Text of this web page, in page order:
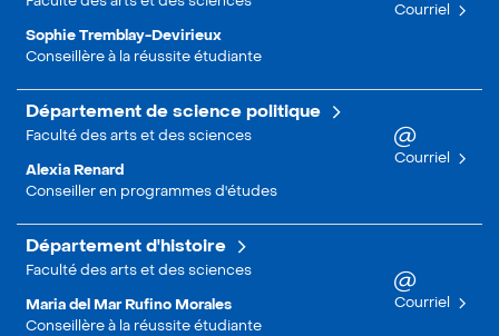
Sophie Tremblay-Devirieux
Conseillère à la réussite étudiante
Courriel
Département de science politique
Faculté des arts et des sciences
Alexia Renard
Conseiller en programmes d'études
Courriel
Département d'histoire
Faculté des arts et des sciences
Maria del Mar Rufino Morales
Conseillère à la réussite étudiante
Courriel